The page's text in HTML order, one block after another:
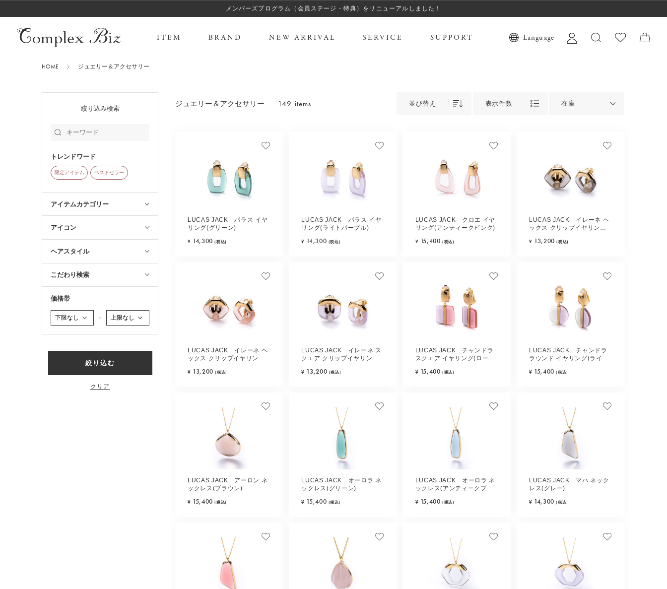
メンバーズプログラム（会員ステージ・特典）をリニューアルしました！
ITEM BRAND NEW ARRIVAL SERVICE SUPPORT Language
HOME ジュエリー＆アクセサリー
絞り込み検索
トレンドワード
限定アイテム ベストセラー
アイテムカテゴリー
アイコン
ヘアスタイル
こだわり検索
価格帯
～
絞り込む
クリア
ジュエリー＆アクセサリー 149 items 並び替え 表示件数 在庫
LUCAS JACK パラス イヤ
リング(グリーン)
¥ 14,300 (税込)
LUCAS JACK パラス イヤ
リング(ライトパープル)
¥ 14,300 (税込)
LUCAS JACK クロエ イヤ
リング(アンティークピンク)
¥ 15,400 (税込)
LUCAS JACK イレーネ ヘ
ックス クリップイヤリング
¥ 13,200 (税込)
LUCAS JACK イレーネ ヘ
ックス クリップイヤリング
¥ 13,200 (税込)
LUCAS JACK イレーネ ス
クエア クリップイヤリング
¥ 13,200 (税込)
LUCAS JACK チャンドラ
スクエア イヤリング(ローズ
¥ 15,400 (税込)
LUCAS JACK チャンドラ
ラウンド イヤリング(ライト
¥ 15,400 (税込)
LUCAS JACK アーロン ネ
ックレス(ブラウン)
¥ 15,400 (税込)
LUCAS JACK オーロラ ネ
ックレス(グリーン)
¥ 15,400 (税込)
LUCAS JACK オーロラ ネ
ックレス(アンティークブル
¥ 15,400 (税込)
LUCAS JACK マハ ネック
レス(グレー)
¥ 14,300 (税込)